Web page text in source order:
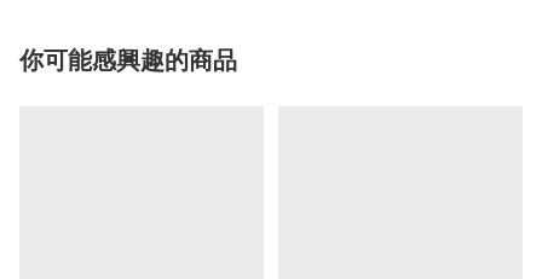
你可能感興趣的商品